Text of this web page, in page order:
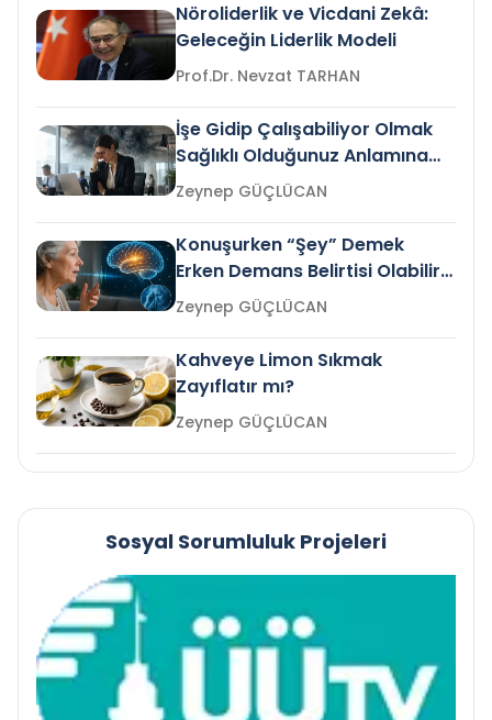
Nöroliderlik ve Vicdani Zekâ:
Geleceğin Liderlik Modeli
Prof.Dr. Nevzat TARHAN
İşe Gidip Çalışabiliyor Olmak
Sağlıklı Olduğunuz Anlamına
Gelir mi?Zeynep GÜÇLÜCAN
Konuşurken “Şey” Demek
Erken Demans Belirtisi Olabilir
mi?
Zeynep GÜÇLÜCAN
Kahveye Limon Sıkmak
Zayıflatır mı?
Zeynep GÜÇLÜCAN
Sosyal Sorumluluk Projeleri